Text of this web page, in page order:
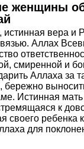
женщины
истинная вера и
Аллах
смиренной и
Аллаха за
бережно
Истинная мать
к
своего ребенка
для